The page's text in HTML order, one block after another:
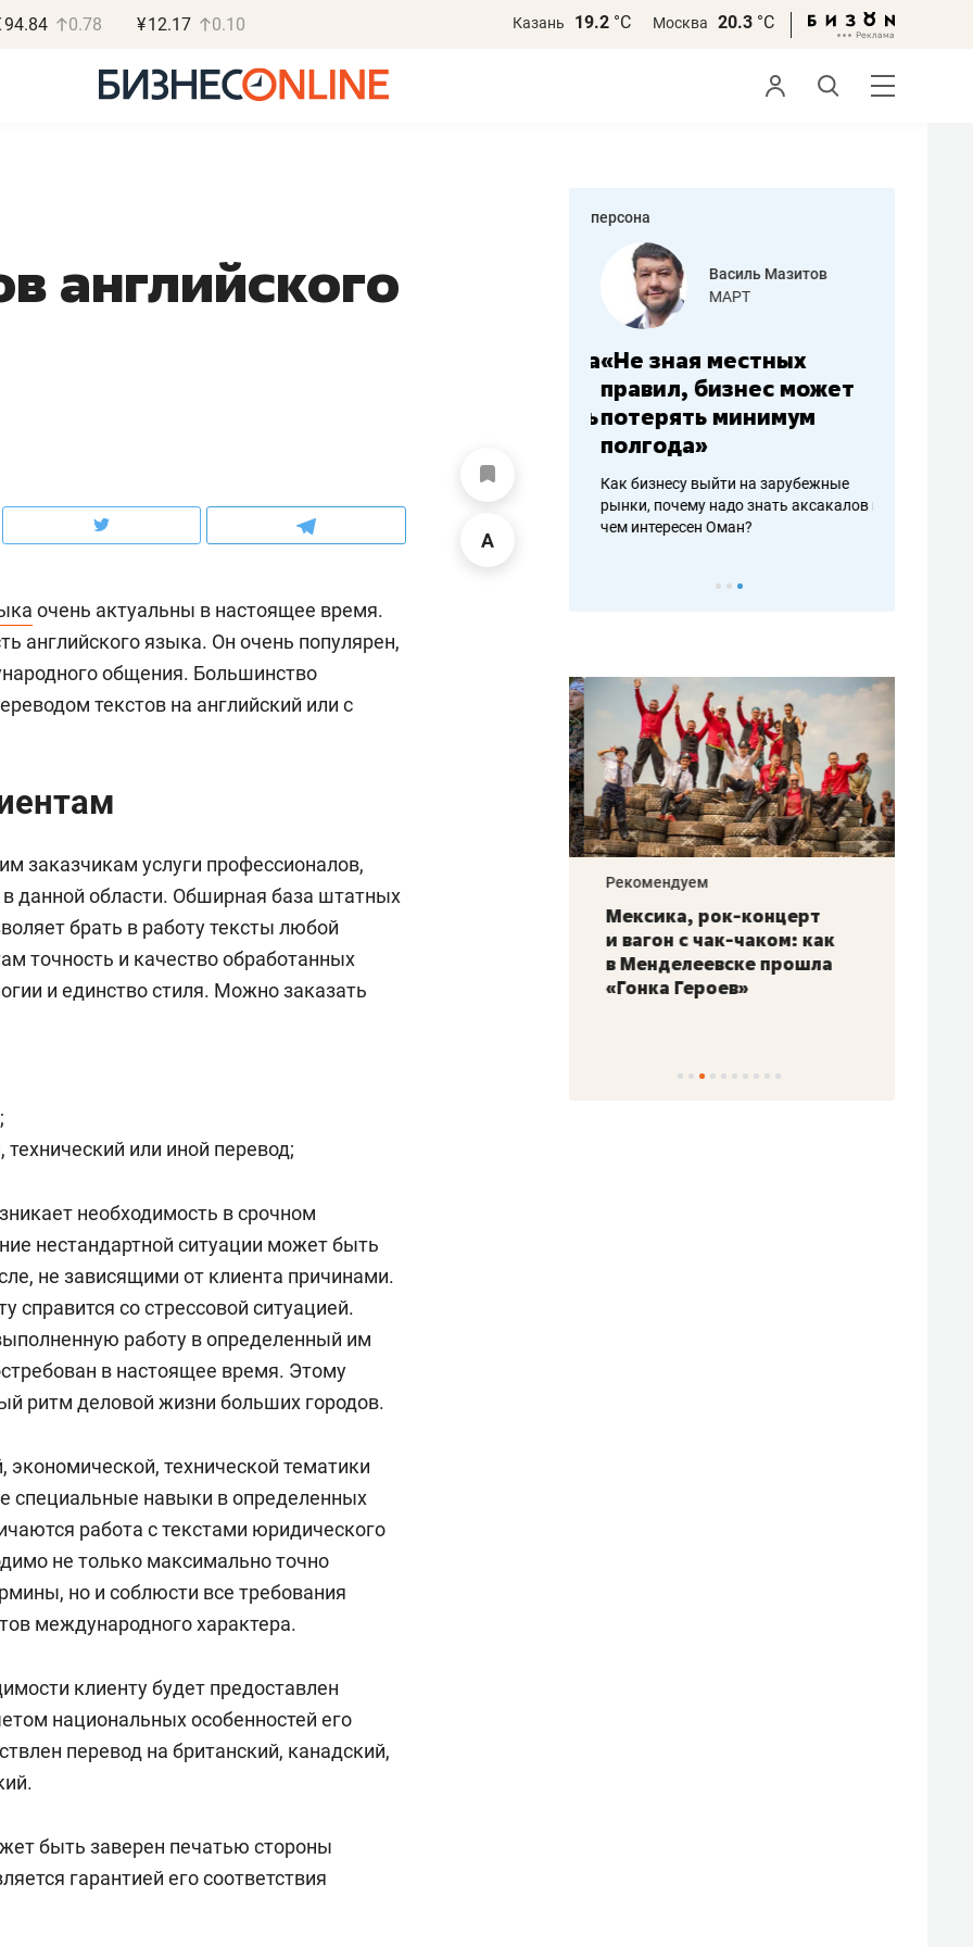
94.84 0.78 ¥12.17 0.10 Казань 19.2 °С Москва 20.3 °С
английского
очень актуальны в настоящее время.
английского языка. Он очень популярен,
общения. Большинство
текстов на английский или с
заказчикам услуги профессионалов,
области. Обширная база штатных
брать в работу тексты любой
точность и качество обработанных
и единство стиля. Можно заказать
или иной перевод;
необходимость в срочном
нестандартной ситуации может быть
не зависящими от клиента причинами.
со стрессовой ситуацией.
работу в определенный им
в настоящее время. Этому
ритм деловой жизни больших городов.
технической тематики
специальные навыки в определенных
работа с текстами юридического
не только максимально точно
но и соблюсти все требования
международного характера.
клиенту будет предоставлен
национальных особенностей его
перевод на британский, канадский,
быть заверен печатью стороны
гарантией его соответствия
персона
и
Роман Ободец
«Готовые решения»
о трехкратном росте цен, дотошных
клиентах и чудных запросах мастеров
Наследница бизнеса по пошиву
школьной формы о контрафакте,
налогах и развитии без кредитов
Василь Мазитов
МАРТ
«Не зная местных
правил, бизнес может
потерять минимум
полгода»
Как бизнесу выйти на зарубежные
рынки, почему надо знать аксакалов и
чем интересен Оман?
до квартиры и Face
ключа: какой будет
в ЖК «Нова»
Опыт выживания в дикой
природе, работа
с ментальным и физическим
состоянием как основа
Рекомендуем
Мексика, рок-концерт
и вагон с чак-чаком: как
в Менделеевске прошла
«Гонка Героев»